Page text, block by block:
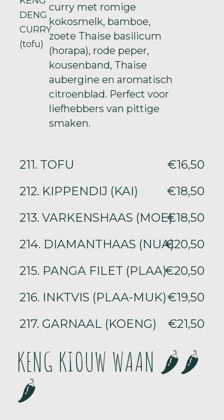
curry met romige
kokosmelk, bamboe,
zoete Thaise basilicum
(horapa), rode peper,
kousenband, Thaise
aubergine en aromatisch
citroenblad. Perfect voor
liefhebbers van pittige
smaken.
211. TOFU
€16,50
212. KIPPENDIJ (KAI)
€18,50
213. VARKENSHAAS (MOE)€18,50
214. DIAMANTHAAS (NUA)€20,50
215. PANGA FILET (PLAA)€20,50
216. INKTVIS (PLAA-MUK)€19,50
217. GARNAAL (KOENG)
€21,50
KENG KIOUW WAAN 🌶️🌶️
🌶️